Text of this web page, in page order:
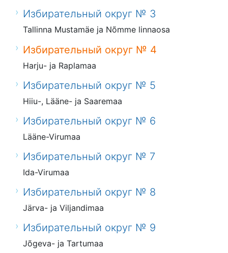
Избирательный округ № 3
Tallinna Mustamäe ja Nõmme linnaosa
Избирательный округ № 4
Harju- ja Raplamaa
Избирательный округ № 5
Hiiu-, Lääne- ja Saaremaa
Избирательный округ № 6
Lääne-Virumaa
Избирательный округ № 7
Ida-Virumaa
Избирательный округ № 8
Järva- ja Viljandimaa
Избирательный округ № 9
Jõgeva- ja Tartumaa